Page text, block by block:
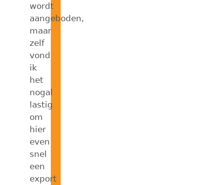
wordt
aangeboden,
maar
zelf
vond
ik
het
nogal
lastig
om
hier
even
snel
een
export